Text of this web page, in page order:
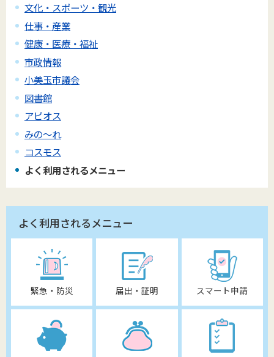
文化・スポーツ・観光
仕事・産業
健康・医療・福祉
市政情報
小美玉市議会
図書館
アピオス
みの～れ
コスモス
よく利用されるメニュー
よく利用されるメニュー
緊急・防災 届出・証明 スマート申請